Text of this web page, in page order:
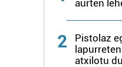
aurten
2
Pistolaz
atxilotu